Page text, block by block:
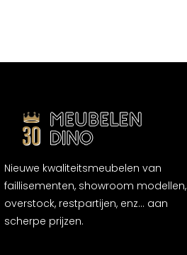
Nieuwe kwaliteitsmeubelen van
faillisementen, showroom modellen,
overstock, restpartijen, enz... aan
scherpe prijzen.